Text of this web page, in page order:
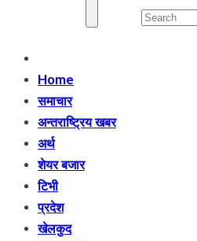
Home
समाचार
अन्तराष्ट्रिय खबर
अर्थ
शेयर बजार
टिभी
प्रदेश
खेलकुद